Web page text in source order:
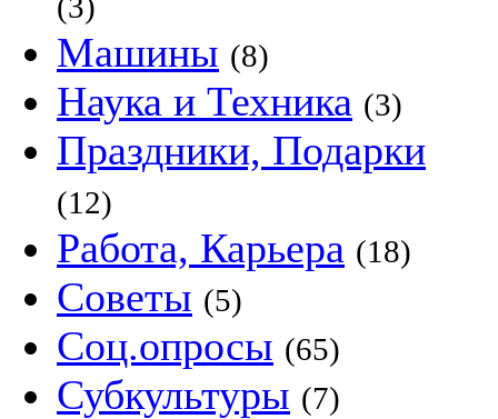
Машины (8)
Наука и Техника (3)
Праздники, Подарки
(12)
Работа, Карьера (18)
Советы (5)
Соц.опросы (65)
Субкультуры (7)